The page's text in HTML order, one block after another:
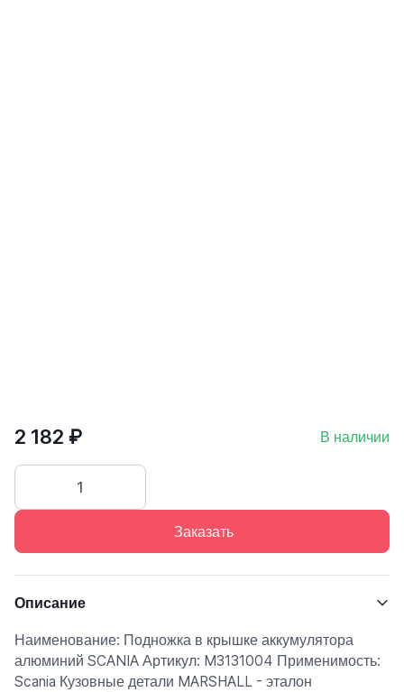
2 182 ₽ В наличии
Заказать
Описание
Наименование: Подножка в крышке аккумулятора
алюминий SCANIA Артикул: M3131004 Применимость:
Scania Кузовные детали MARSHALL - эталон